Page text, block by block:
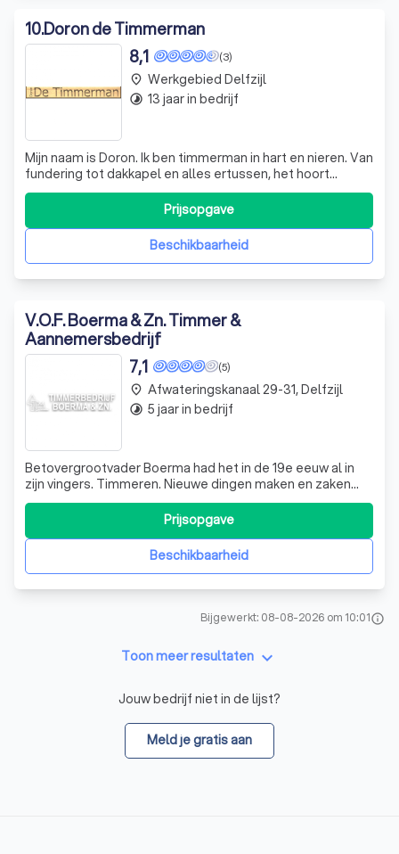
10.Doron de Timmerman
(3)
8,1
Mijn naam is Doron. Ik ben timmerman in hart en nieren. Van
fundering tot dakkapel en alles ertussen, het hoort
allemaal bij mijn vak. Na de nodige jaren ervaring en
opleiding, werk ik inmiddels alweer ruim 6 jaar voor mijzelf.
Ik houd mij bezig met: *Onderhoud *Verbouw *Renovatie
*Nieuwbouw en *I
Beschikbaarheid
Prijsopgave
place Werkgebied Delfzijl
timelapse 13 jaar in bedrijf
V.O.F. Boerma & Zn. Timmer &
Aannemersbedrijf
(5)
7,1
Betovergrootvader Boerma had het in de 19e eeuw al in
zijn vingers. Timmeren. Nieuwe dingen maken en zaken
herstellen. Overgrootvader en grootvader Boerma
bouwden het bedrijf verder op. Nu bestaat de leiding van
het bedrijf uit Aaldrik en zijn zoon Dennis Boerma. Trots
Boerma is trots op het GroBeschikbaarheid
Prijsopgave
place Afwateringskanaal 29-31, Delfzijl
timelapse 5 jaar in bedrijf
Bijgewerkt: 08-08-2026 om 10:01info
Toon meer resultaten keyboard_arrow_down
Jouw bedrijf niet in de lijst?
Meld je gratis aan